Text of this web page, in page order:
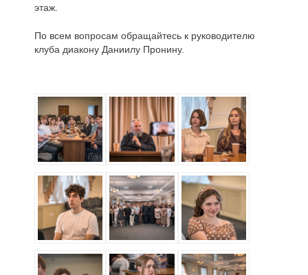
этаж.
По всем вопросам обращайтесь к руководителю
клуба диакону Даниилу Пронину.